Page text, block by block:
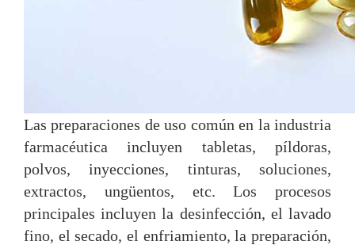
Las preparaciones de uso común en la industria
farmacéutica incluyen tabletas, píldoras,
polvos, inyecciones, tinturas, soluciones,
extractos, ungüentos, etc. Los procesos
principales incluyen la desinfección, el lavado
fino, el secado, el enfriamiento, la preparación,